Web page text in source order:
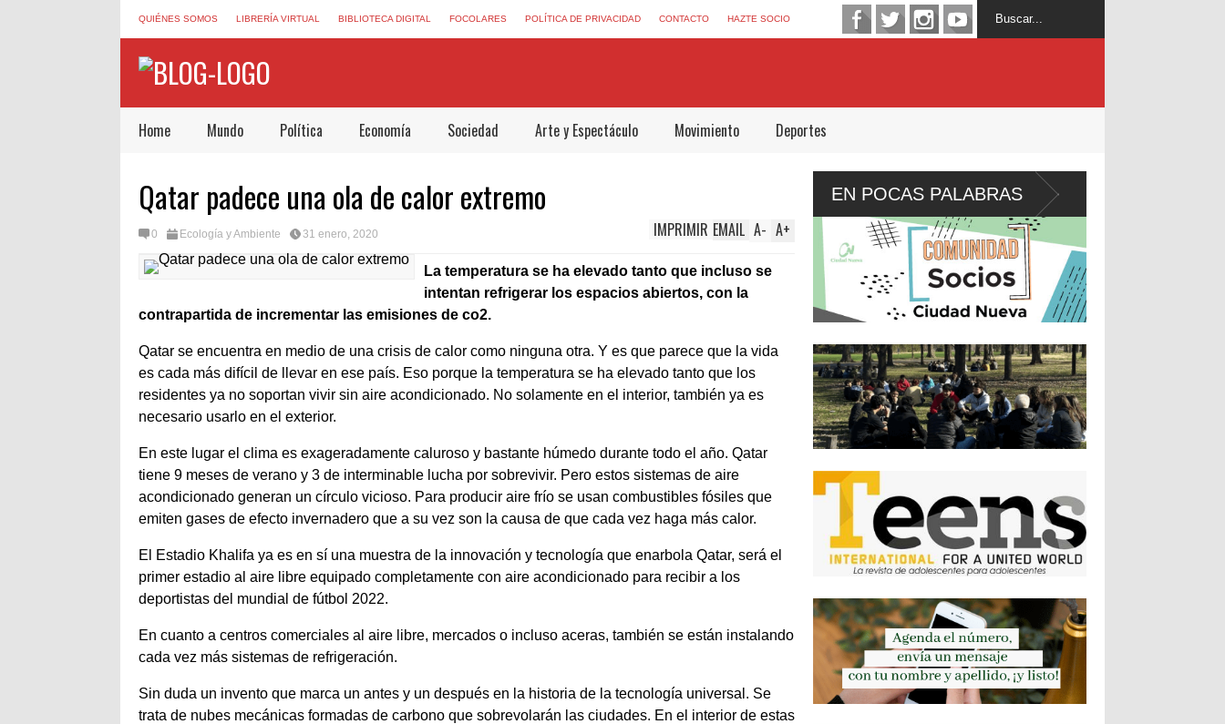
QUIÉNES SOMOS LIBRERÍA VIRTUAL BIBLIOTECA DIGITAL FOCOLARES POLÍTICA DE PRIVACIDAD CONTACTO HAZTE SOCIO
Home Mundo Política Economía Sociedad Arte y Espectáculo Movimiento Deportes
Qatar padece una ola de calor extremo
0 Ecología y Ambiente 31 enero, 2020 A+
A-
EMAIL
IMPRIMIR
La temperatura se ha elevado tanto que incluso se
intentan refrigerar los espacios abiertos, con la
contrapartida de incrementar las emisiones de co2.
Qatar se encuentra en medio de una crisis de calor como ninguna otra. Y es que parece que la vida
es cada más difícil de llevar en ese país. Eso porque la temperatura se ha elevado tanto que los
residentes ya no soportan vivir sin aire acondicionado. No solamente en el interior, también ya es
necesario usarlo en el exterior.
En este lugar el clima es exageradamente caluroso y bastante húmedo durante todo el año. Qatar
tiene 9 meses de verano y 3 de interminable lucha por sobrevivir. Pero estos sistemas de aire
acondicionado generan un círculo vicioso. Para producir aire frío se usan combustibles fósiles que
emiten gases de efecto invernadero que a su vez son la causa de que cada vez haga más calor.
El Estadio Khalifa ya es en sí una muestra de la innovación y tecnología que enarbola Qatar, será el
primer estadio al aire libre equipado completamente con aire acondicionado para recibir a los
deportistas del mundial de fútbol 2022.
En cuanto a centros comerciales al aire libre, mercados o incluso aceras, también se están instalando
cada vez más sistemas de refrigeración.
Sin duda un invento que marca un antes y un después en la historia de la tecnología universal. Se
trata de nubes mecánicas formadas de carbono que sobrevolarán las ciudades. En el interior de estas
EN POCAS PALABRAS